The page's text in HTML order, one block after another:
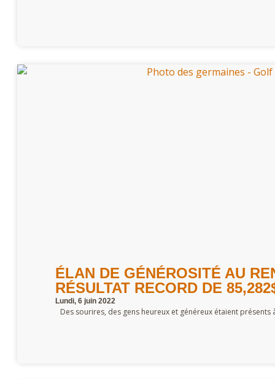
ÉLAN DE GÉNÉROSITÉ AU
RÉSULTAT RECORD DE
Lundi, 6 juin 2022
Des sourires, des gens heureux et généreux étaient